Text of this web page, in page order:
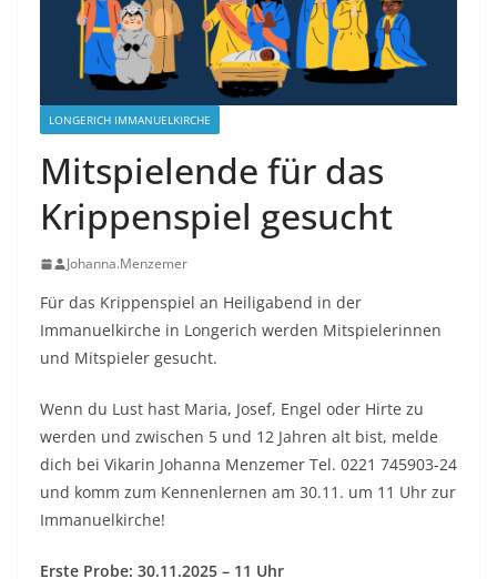
LONGERICH IMMANUELKIRCHE
Mitspielende für das
Krippenspiel gesucht
Johanna.Menzemer
Für das Krippenspiel an Heiligabend in der
Immanuelkirche in Longerich werden Mitspielerinnen
und Mitspieler gesucht.
Wenn du Lust hast Maria, Josef, Engel oder Hirte zu
werden und zwischen 5 und 12 Jahren alt bist, melde
dich bei Vikarin Johanna Menzemer Tel. 0221 745903-24
und komm zum Kennenlernen am 30.11. um 11 Uhr zur
Immanuelkirche!
Erste Probe: 30.11.2025 – 11 Uhr